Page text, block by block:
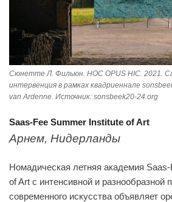
Сюнетте Л. Фильюн. HOC OPUS HIC. 2021.
интервенция в рамках квадриеннале
van Ardenne. Источник: sonsbeek20-24.org
Saas-Fee Summer Institute of Art
Арнем, Нидерланды
Номадическая летняя академия
of Art с интенсивной и разнообразной
современного искусства объявляет